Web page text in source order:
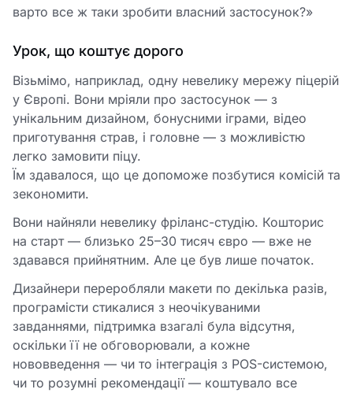
варто все ж таки зробити власний застосунок?»
Урок, що коштує дорого
Візьмімо, наприклад, одну невелику мережу піцерій
у Європі. Вони мріяли про застосунок — з
унікальним дизайном, бонусними іграми, відео
приготування страв, і головне — з можливістю
легко замовити піцу.
Їм здавалося, що це допоможе позбутися комісій та
зекономити.
Вони найняли невелику фріланс-студію. Кошторис
на старт — близько 25–30 тисяч євро — вже не
здавався прийнятним. Але це був лише початок.
Дизайнери переробляли макети по декілька разів,
програмісти стикалися з неочікуваними
завданнями, підтримка взагалі була відсутня,
оскільки її не обговорювали, а кожне
нововведення — чи то інтеграція з POS-системою,
чи то розумні рекомендації — коштувало все